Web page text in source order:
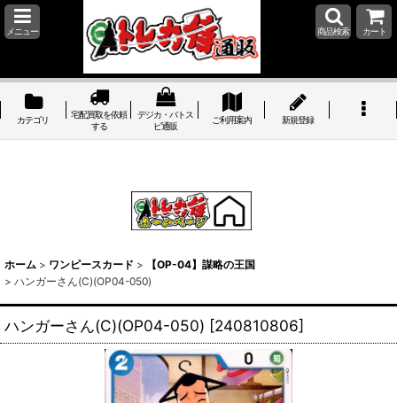
メニュー 商品検索 カート
カテゴリ
宅配買取を依頼
する
デジカ・バトス
ピ通販
ご利用案内 新規登録
ホーム > ワンピースカード >
【OP-04】謀略の王国
> ハンガーさん(C)(OP04-050)
ハンガーさん(C)(OP04-050) [240810806]